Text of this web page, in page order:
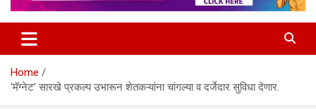
Home
‘मॅग्नेट’ सारखे प्रकल्प उभारून शेतकऱ्यांना चांगल्या व दर्जेदार सुविधा देणार.